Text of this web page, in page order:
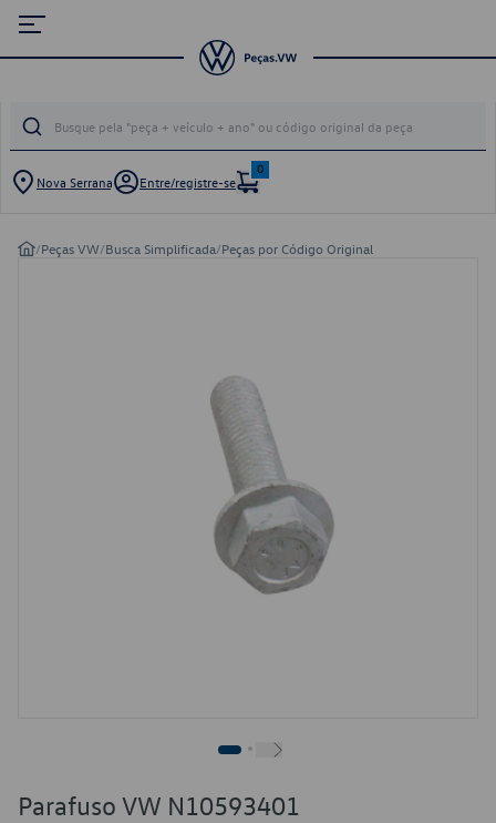
Nova Serrana Entre/registre-se
0
/Peças VW/Busca Simplificada/Peças por Código Original
Parafuso VW N10593401